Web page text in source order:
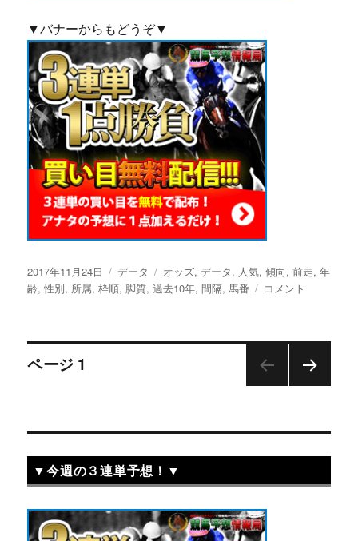
▼バナーからもどうぞ▼
投
稿
2017年11月24日
カ
テ
ー
データ
タ
グ
オッズ,データ, 人気,傾向,前走,年
齢,性別, 所属,枠順, 脚質,過去10年,間隔, 馬番
ジ
ン
ッ
プ
過
去
年
の
傾
コメント
投
ナ
ビ
ゲ
ページ 1
▼今週の３連単予想！▼